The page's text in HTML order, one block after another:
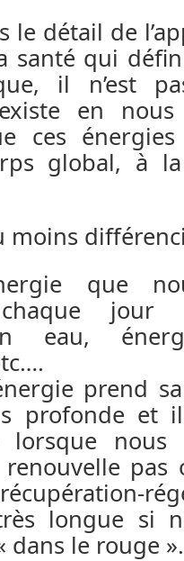
le détail de
santé qui
il n’est
en
ces
global, à
moins
que
chaque
eau,
prend
profonde et
lorsque nous
pas
longue si
dans le rouge ».